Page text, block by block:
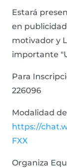
Estará
en
motivador y
importante
Para
226096
Modalidad
https://
FXX
Organiza